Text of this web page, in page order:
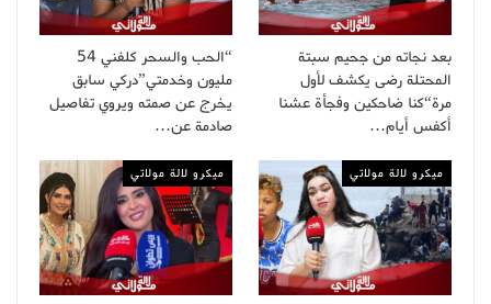
بعد نجاته من جحيم سبتة
المحتلة رضى يكشف لأول
مرة“كنا ضاحكين وفجأة عشنا
أكفس أيام…
“الحب والسحر كلفني 54
مليون وخدمتي”دركي سابق
يخرج عن صمته ويروي تفاصيل
صادمة عن…
ميكرو لالة مولاتي ميكرو لالة مولاتي